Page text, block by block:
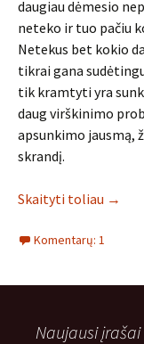
daugiau dėmesio
neteko ir tuo pačiu
Netekus bet kokio
tikrai gana
tik kramtyti yra
daug virškinimo
apsunkimo jausmą,
skrandį.
Skaityti toliau →
Komentarų: 1
Naujausi įrašai